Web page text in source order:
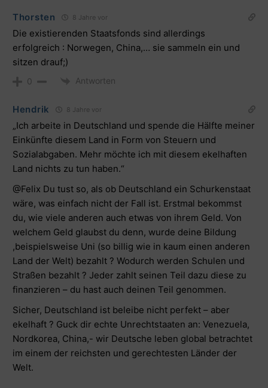
Thorsten 8 Jahre vor
Die existierenden Staatsfonds sind allerdings
erfolgreich : Norwegen, China,… sie sammeln ein und
sitzen drauf;)
0 Antworten
Hendrik 8 Jahre vor
„Ich arbeite in Deutschland und spende die Hälfte meiner
Einkünfte diesem Land in Form von Steuern und
Sozialabgaben. Mehr möchte ich mit diesem ekelhaften
Land nichts zu tun haben.“
@Felix Du tust so, als ob Deutschland ein Schurkenstaat
wäre, was einfach nicht der Fall ist. Erstmal bekommst
du, wie viele anderen auch etwas von ihrem Geld. Von
welchem Geld glaubst du denn, wurde deine Bildung
,beispielsweise Uni (so billig wie in kaum einen anderen
Land der Welt) bezahlt ? Wodurch werden Schulen und
Straßen bezahlt ? Jeder zahlt seinen Teil dazu diese zu
finanzieren – du hast auch deinen Teil genommen.
Sicher, Deutschland ist beleibe nicht perfekt – aber
ekelhaft ? Guck dir echte Unrechtstaaten an: Venezuela,
Nordkorea, China,- wir Deutsche leben global betrachtet
im einem der reichsten und gerechtesten Länder der
Welt.